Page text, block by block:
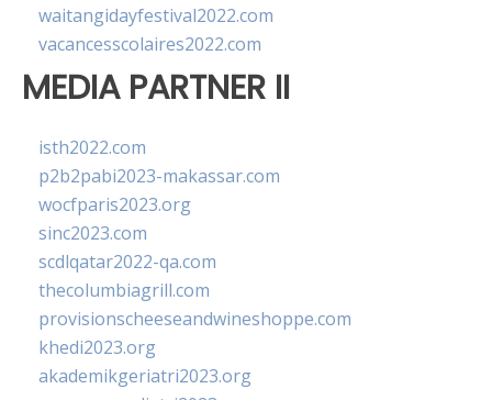
waitangidayfestival2022.com
vacancesscolaires2022.com
MEDIA PARTNER II
isth2022.com
p2b2pabi2023-makassar.com
wocfparis2023.org
sinc2023.com
scdlqatar2022-qa.com
thecolumbiagrill.com
provisionscheeseandwineshoppe.com
khedi2023.org
akademikgeriatri2023.org